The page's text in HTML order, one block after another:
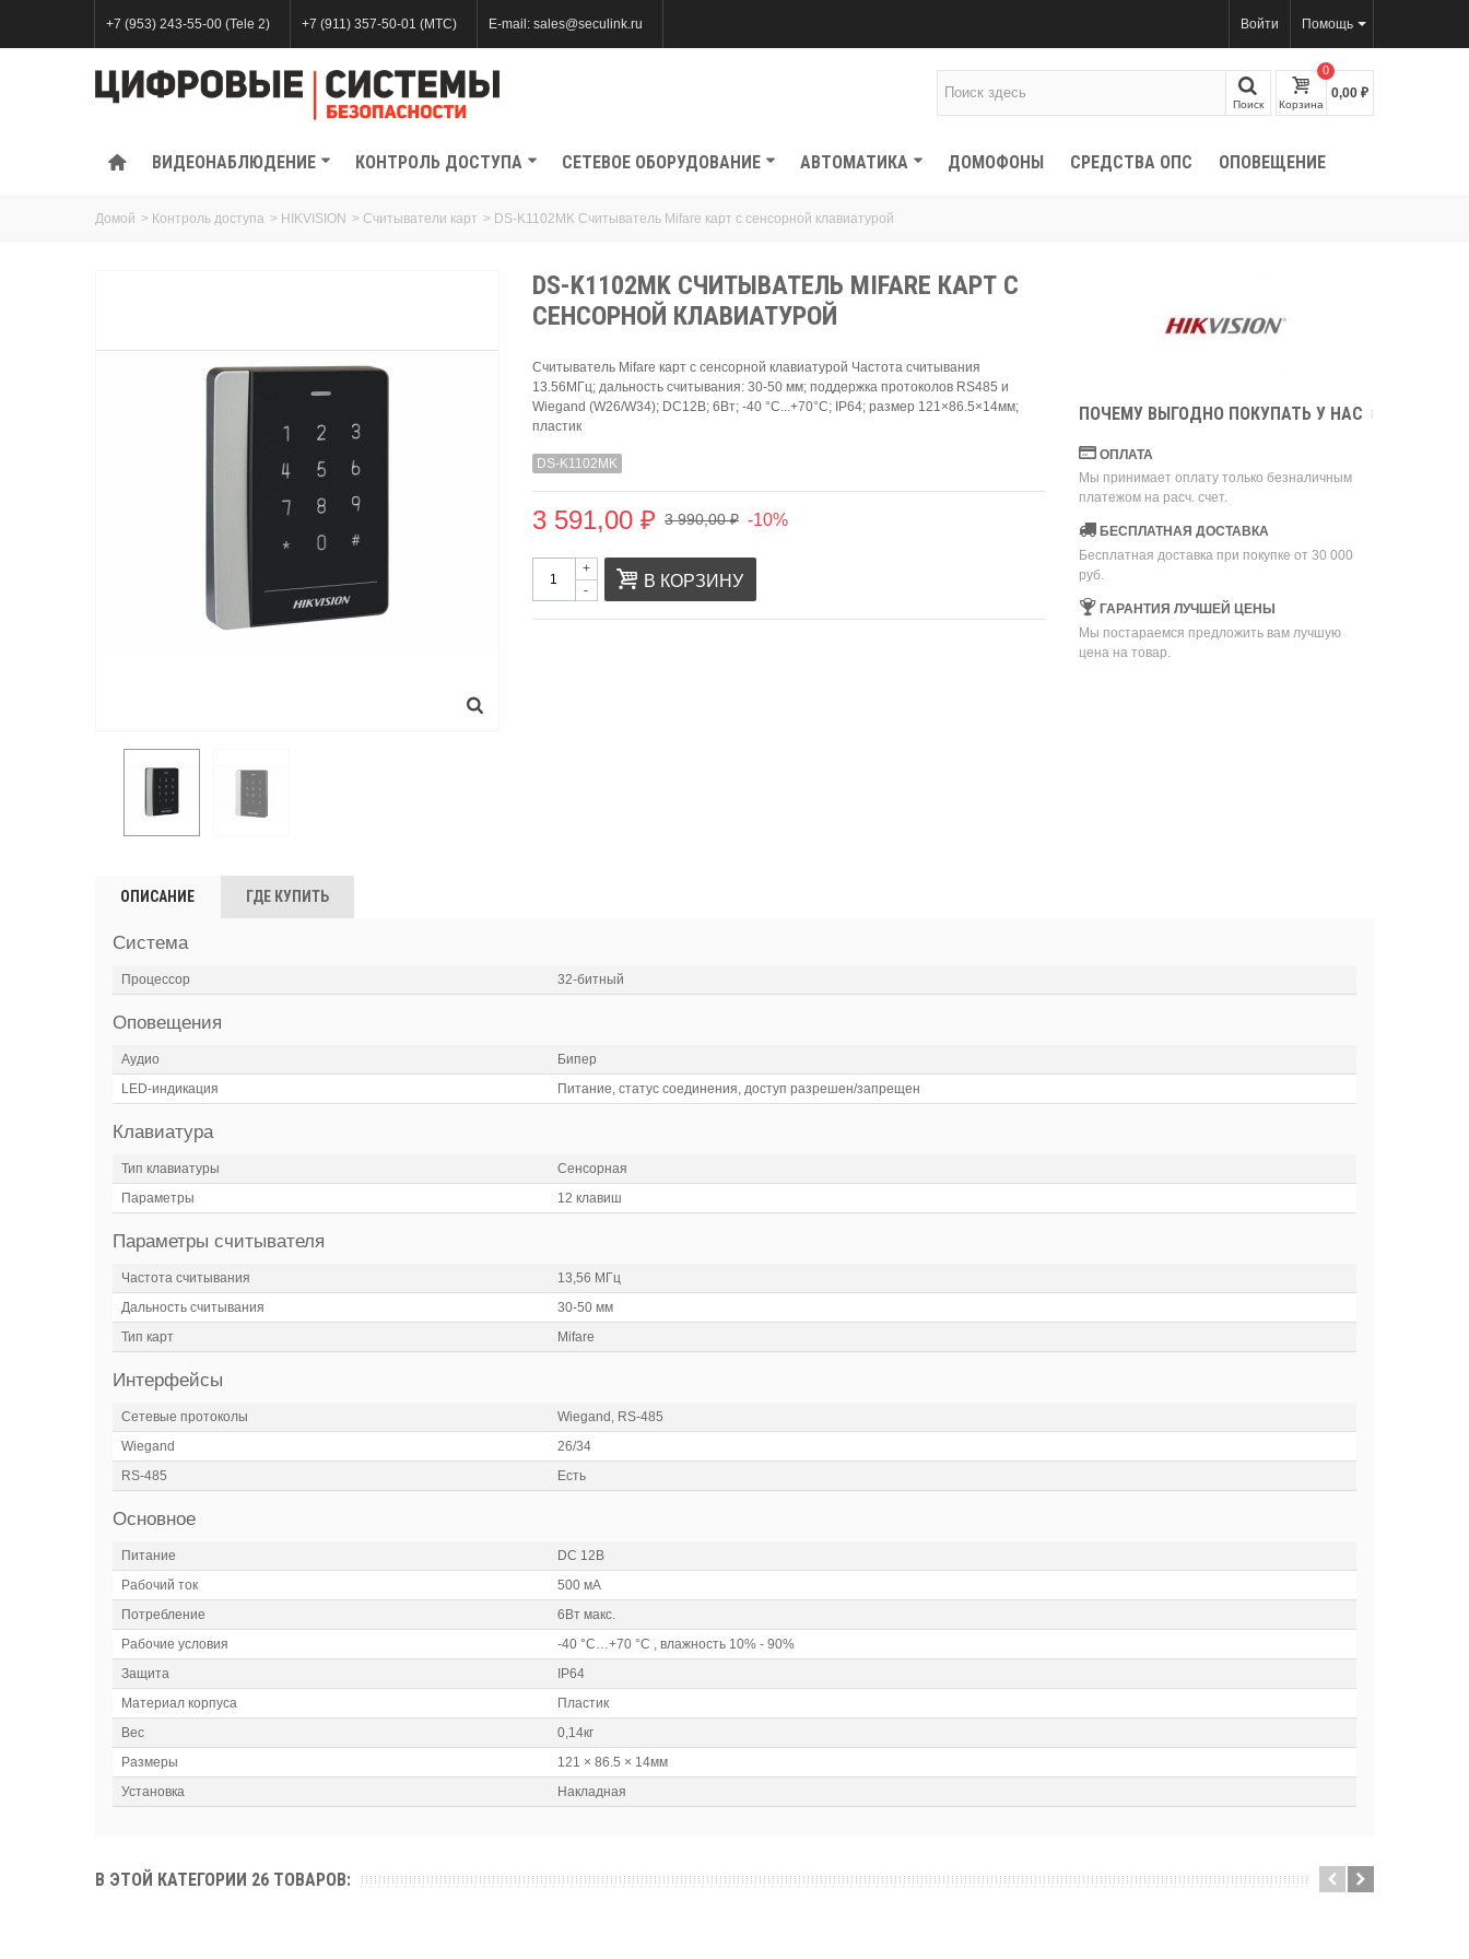
Помощь
+7 (953) 243-55-00 (Tele 2) +7 (911) 357-50-01 (МТС) E-mail: sales@seculink.ru Войти
Поиск Корзина
0
0,00 ₽
ВИДЕОНАБЛЮДЕНИЕ КОНТРОЛЬ ДОСТУПА СЕТЕВОЕ ОБОРУДОВАНИЕ АВТОМАТИКА ДОМОФОНЫ СРЕДСТВА ОПС ОПОВЕЩЕНИЕ
Домой > Контроль доступа > HIKVISION > Считыватели карт > DS-K1102MK Считыватель Mifare карт с сенсорной клавиатурой
DS-K1102MK СЧИТЫВАТЕЛЬ MIFARE КАРТ С
СЕНСОРНОЙ КЛАВИАТУРОЙ
Считыватель Mifare карт с сенсорной клавиатурой Частота считывания
13.56МГц; дальность считывания: 30-50 мм; поддержка протоколов RS485 и
Wiegand (W26/W34); DC12В; 6Вт; -40 °C...+70°C; IP64; размер 121×86.5×14мм;
пластик
DS-K1102MK
3 591,00 ₽ 3 990,00 ₽ -10%
-
+
В КОРЗИНУ
ПОЧЕМУ ВЫГОДНО ПОКУПАТЬ У НАС
ОПЛАТА
Мы принимает оплату только безналичным
платежом на расч. счет.
БЕСПЛАТНАЯ ДОСТАВКА
Бесплатная доставка при покупке от 30 000
руб.
ГАРАНТИЯ ЛУЧШЕЙ ЦЕНЫ
Мы постараемся предложить вам лучшую
цена на товар.
ОПИСАНИЕ ГДЕ КУПИТЬ
Система
Процессор 32-битный
Оповещения
Аудио
Бипер
LED-индикация
Питание, статус соединения, доступ разрешен/запрещен
Клавиатура
Тип клавиатуры
Сенсорная
Параметры
12 клавиш
Параметры считывателя
Частота считывания
13,56 МГц
Дальность считывания
30-50 мм
Тип карт
Mifare
Интерфейсы
Сетевые протоколы
Wiegand, RS-485
Wiegand
26/34
RS-485
Есть
Основное
Питание
DC 12В
Рабочий ток
500 мА
Потребление
6Вт макс.
Рабочие условия
-40 °C…+70 °C , влажность 10% - 90%
Защита
IP64
Материал корпуса
Пластик
Вес
0,14кг
Размеры
121 × 86.5 × 14мм
Установка
Накладная
В ЭТОЙ КАТЕГОРИИ 26 ТОВАРОВ: